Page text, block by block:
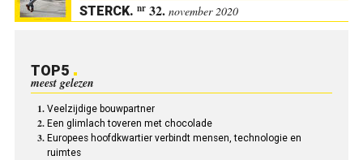
STERCK. nr32. november 2020
TOP5
meest gelezen
Veelzijdige bouwpartner
Een glimlach toveren met chocolade
Europees hoofd­kwartier verbindt mensen, technologie en
ruimtes